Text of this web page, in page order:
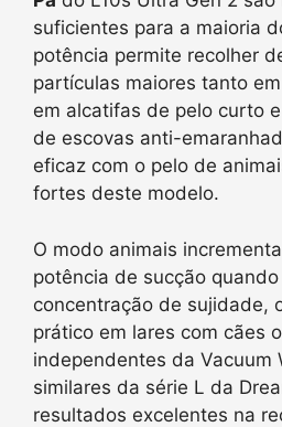
suficientes para a maioria
potência permite recolher
partículas maiores tanto
em alcatifas de pelo curto
de escovas anti-
eficaz com o pelo de
fortes deste modelo.
O modo animais
potência de sucção
concentração de sujidade,
prático em lares com cães
independentes da Vacuum
similares da série L da
resultados excelentes na